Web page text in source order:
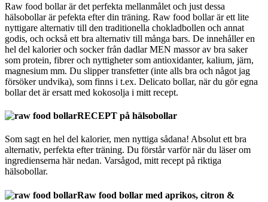
Raw food bollar är det perfekta mellanmålet och just dessa
hälsobollar är pefekta efter din träning. Raw food bollar är ett lite
nyttigare alternativ till den traditionella chokladbollen och annat
godis, och också ett bra alternativ till många bars. De innehåller en
hel del kalorier och socker från dadlar MEN massor av bra saker
som protein, fibrer och nyttigheter som antioxidanter, kalium, järn,
magnesium mm. Du slipper transfetter (inte alls bra och något jag
försöker undvika), som finns i t.ex. Delicato bollar, när du gör egna
bollar det är ersatt med kokosolja i mitt recept.
RECEPT på hälsobollar
Som sagt en hel del kalorier, men nyttiga sådana! Absolut ett bra
alternativ, perfekta efter träning. Du förstår varför när du läser om
ingredienserna här nedan. Varsågod, mitt recept på riktiga
hälsobollar.
Raw food bollar med aprikos, citron &